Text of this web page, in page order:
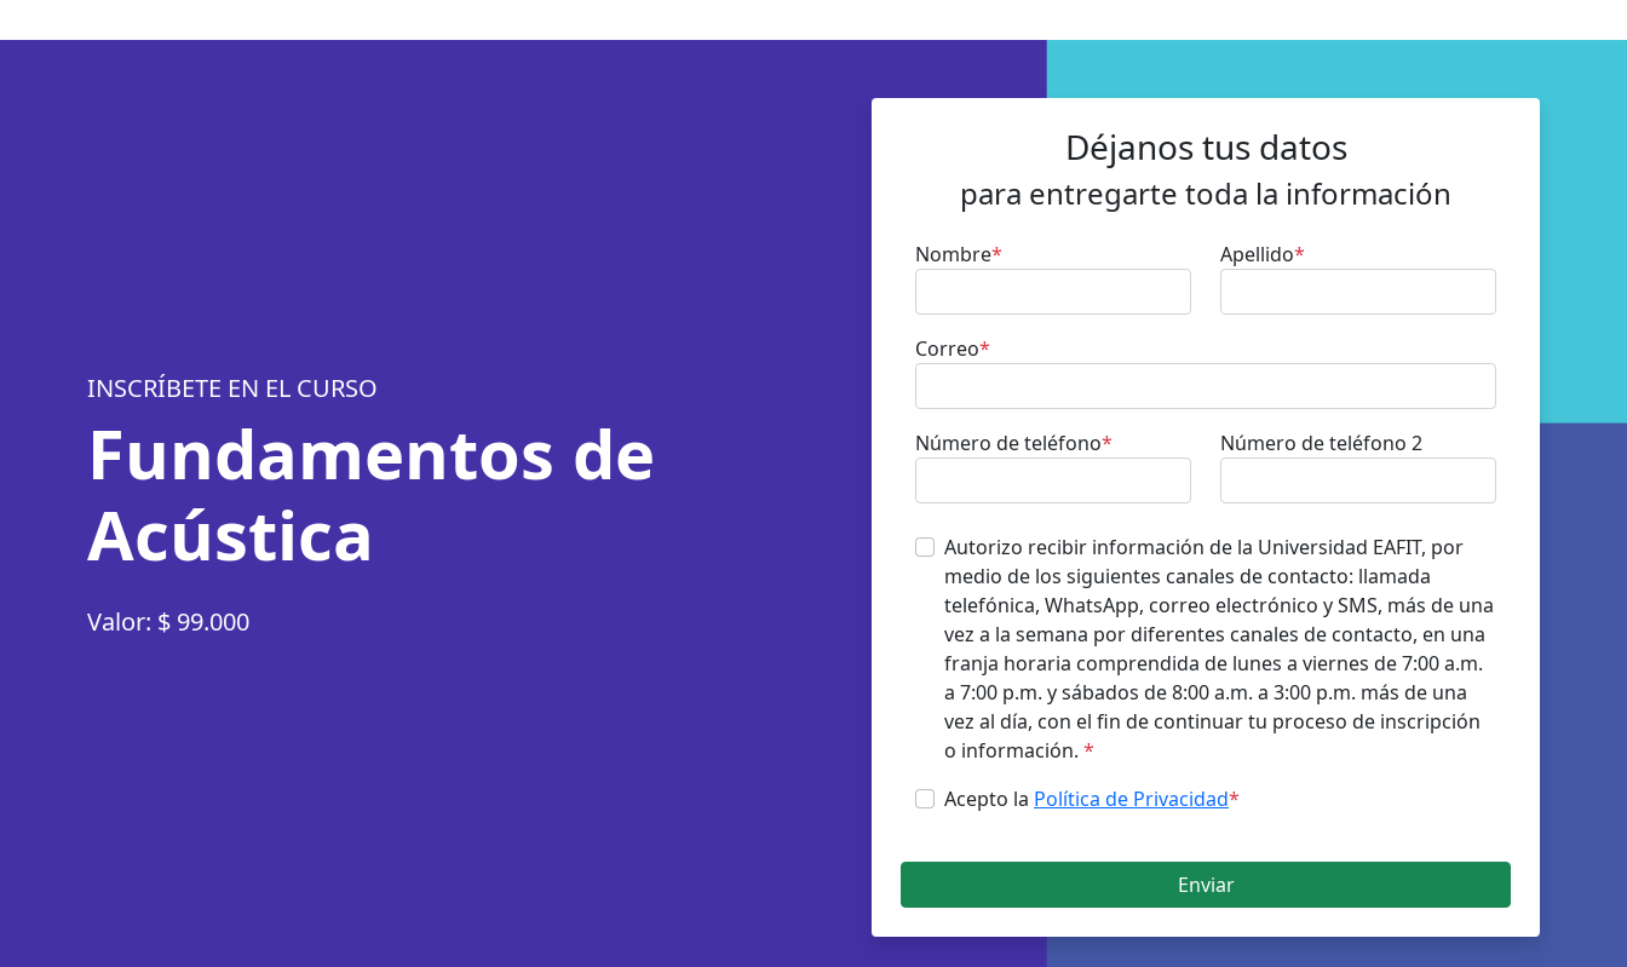
INSCRÍBETE EN EL CURSO
Fundamentos de
Acústica
Valor: $ 99.000
Déjanos tus datos
para entregarte toda la información
Nombre* Apellido*
Correo*
Número de teléfono* Número de teléfono 2
Autorizo recibir información de la Universidad EAFIT, por
medio de los siguientes canales de contacto: llamada
telefónica, WhatsApp, correo electrónico y SMS, más de una
vez a la semana por diferentes canales de contacto, en una
franja horaria comprendida de lunes a viernes de 7:00 a.m.
a 7:00 p.m. y sábados de 8:00 a.m. a 3:00 p.m. más de una
vez al día, con el fin de continuar tu proceso de inscripción
o información. *
Acepto la Política de Privacidad*
Enviar